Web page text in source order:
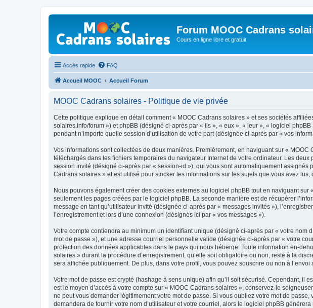
Forum MOOC Cadrans
Cours en ligne libre et gratuit
Accès rapide FAQ
Accueil MOOC Accueil Forum
MOOC Cadrans solaires - Politique de vie privée
Cette politique explique en détail comment « MOOC Cadrans solaires » et ses sociétés
solaires.info/forum ») et phpBB (désigné ci-après par « ils », « eux », « leur », « logiciel
pendant n’importe quelle session d’utilisation de votre part (désignée ci-après par « vos
Vos informations sont collectées de deux manières. Premièrement, en naviguant sur «
téléchargés dans les fichiers temporaires du navigateur Internet de votre ordinateur. Les
session invité (désigné ci-après par « session-id »), qui vous sont automatiquement
Cadrans solaires » et est utilisé pour stocker les informations sur les sujets que vous avez
Nous pouvons également créer des cookies externes au logiciel phpBB tout en naviguant
seulement les pages créées par le logiciel phpBB. La seconde manière est de récupérer
message en tant qu’utilisateur invité (désignée ci-après par « messages invités »),
l’enregistrement et lors d’une connexion (désignés ici par « vos messages »).
Votre compte contiendra au minimum un identifiant unique (désigné ci-après par « votre
mot de passe »), et une adresse courriel personnelle valide (désignée ci-après par « votre
protection des données applicables dans le pays qui nous héberge. Toute information en-
solaires » durant la procédure d’enregistrement, qu’elle soit obligatoire ou non, reste à la
sera affichée publiquement. De plus, dans votre profil, vous pouvez souscrire ou non à
Votre mot de passe est crypté (hashage à sens unique) afin qu’il soit sécurisé. Cependant, il
est le moyen d’accès à votre compte sur « MOOC Cadrans solaires », conservez-le
ne peut vous demander légitimement votre mot de passe. Si vous oubliez votre mot de
demandera de fournir votre nom d’utilisateur et votre courriel, alors le logiciel phpBB